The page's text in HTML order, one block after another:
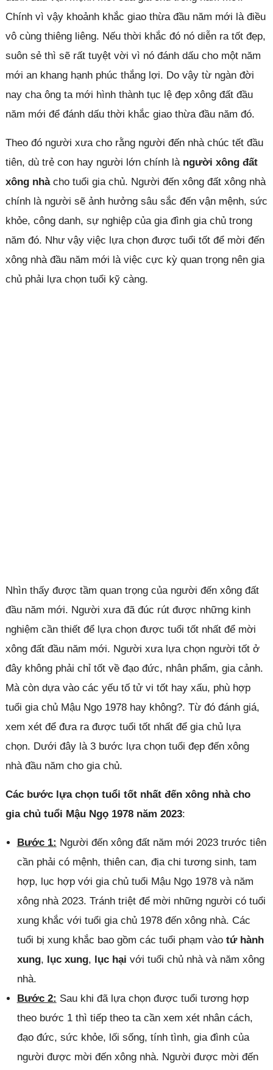
Chính vì vậy khoảnh khắc giao thừa đầu năm mới là điều
vô cùng thiêng liêng. Nếu thời khắc đó nó diễn ra tốt đẹp,
suôn sẻ thì sẽ rất tuyệt vời vì nó đánh dấu cho một năm
mới an khang hạnh phúc thắng lợi. Do vậy từ ngàn đời
nay cha ông ta mới hình thành tục lệ đẹp xông đất đầu
năm mới để đánh dấu thời khắc giao thừa đầu năm đó.
Theo đó người xưa cho rằng người đến nhà chúc tết đầu
tiên, dù trẻ con hay người lớn chính là người xông đất
xông nhàcho tuổi gia chủ. Người đến xông đất xông nhà
chính là người sẽ ảnh hưởng sâu sắc đến vận mệnh, sức
khỏe, công danh, sự nghiệp của gia đình gia chủ trong
năm đó. Như vậy việc lựa chọn được tuổi tốt để mời đến
xông nhà đầu năm mới là việc cực kỳ quan trọng nên gia
chủ phải lựa chọn tuổi kỹ càng.
Nhìn thấy được tầm quan trọng của người đến xông đất
đầu năm mới. Người xưa đã đúc rút được những kinh
nghiệm cần thiết để lựa chọn được tuổi tốt nhất để mời
xông đất đầu năm mới. Người xưa lựa chọn người tốt ở
đây không phải chỉ tốt về đạo đức, nhân phẩm, gia cảnh.
Mà còn dựa vào các yếu tố tử vi tốt hay xấu, phù hợp
tuổi gia chủ Mậu Ngọ 1978 hay không?. Từ đó đánh giá,
xem xét để đưa ra được tuổi tốt nhất để gia chủ lựa
chọn. Dưới đây là 3 bước lựa chọn tuổi đẹp đến xông
nhà đầu năm cho gia chủ.
Các bước lựa chọn tuổi tốt nhất đến xông nhà cho
gia chủ tuổi Mậu Ngọ 1978 năm 2023:
Bước 1: Người đến xông đất năm mới 2023 trước tiên
cần phải có mệnh, thiên can, địa chi tương sinh, tam
hợp, lục hợp với gia chủ tuổi Mậu Ngọ 1978 và năm
xông nhà 2023. Tránh triệt để mời những người có tuổi
xung khắc với tuổi gia chủ 1978 đến xông nhà. Các
tuổi bị xung khắc bao gồm các tuổi phạm vào tứ hành
xung, lục xung, lục hại với tuổi chủ nhà và năm xông
nhà.
Bước 2: Sau khi đã lựa chọn được tuổi tương hợp
theo bước 1 thì tiếp theo ta cần xem xét nhân cách,
đạo đức, sức khỏe, lối sống, tính tình, gia đình của
người được mời đến xông nhà. Người được mời đến